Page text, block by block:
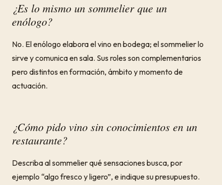
¿Es lo mismo un sommelier que un
enólogo?
No. El enólogo elabora el vino en bodega; el sommelier lo
sirve y comunica en sala. Sus roles son complementarios
pero distintos en formación, ámbito y momento de
actuación.
¿Cómo pido vino sin conocimientos en un
restaurante?
Describa al sommelier qué sensaciones busca, por
ejemplo “algo fresco y ligero”, e indique su presupuesto.